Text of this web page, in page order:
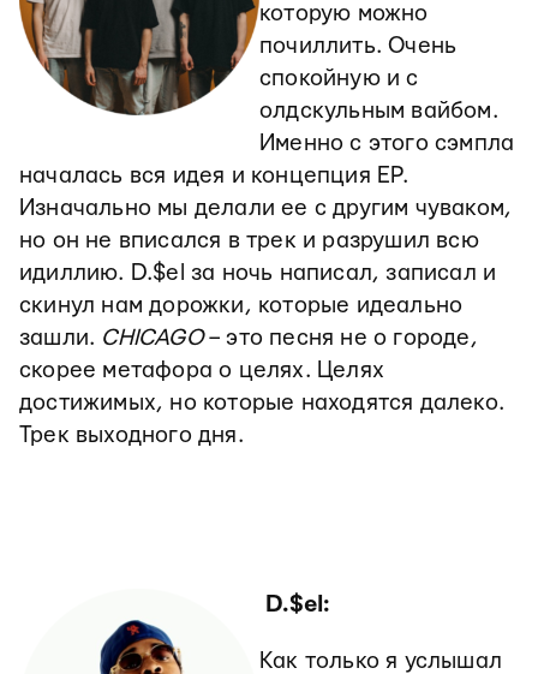
которую можно
почиллить. Очень
спокойную и с
олдскульным вайбом.
Именно с этого сэмпла
началась вся идея и концепция EP.
Изначально мы делали ее с другим чуваком,
но он не вписался в трек и разрушил всю
идиллию. D.$el за ночь написал, записал и
скинул нам дорожки, которые идеально
зашли. CHICAGO– это песня не о городе,
скорее метафора о целях. Целях
достижимых, но которые находятся далеко.
Трек выходного дня.
D.$el:
Как только я услышал